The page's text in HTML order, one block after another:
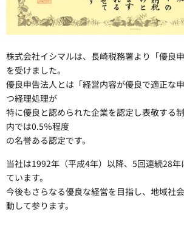
株式会社イシマルは、長崎税務署より「優良
を受けました。
優良申告法人とは「経営内容が優良で適正な
つ経理処理が
特に優良と認められた企業を認定し表敬する
内では0.5％程度
の名誉ある認定です。
当社は1992年（平成4年）以降、5回連続28
ています。
今後もさらなる優良な経営を目指し、地域社
動して参ります。